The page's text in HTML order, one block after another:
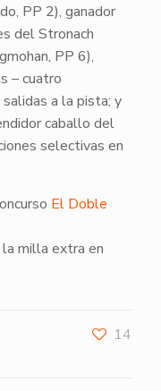
PP 2), ganador
delStronach
PP 6),
– cuatro
a la pista; y
caballo del
selectivas en
El Doble
milla extra en
14